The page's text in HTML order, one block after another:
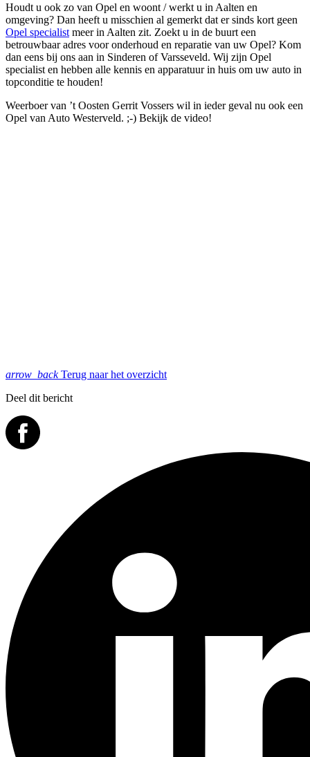
Houdt u ook zo van Opel en woont / werkt u in Aalten en
omgeving? Dan heeft u misschien al gemerkt dat er sinds kort geen
Opel specialist meer in Aalten zit. Zoekt u in de buurt een
betrouwbaar adres voor onderhoud en reparatie van uw Opel? Kom
dan eens bij ons aan in Sinderen of Varsseveld. Wij zijn Opel
specialist en hebben alle kennis en apparatuur in huis om uw auto in
topconditie te houden!
Weerboer van ’t Oosten Gerrit Vossers wil in ieder geval nu ook een
Opel van Auto Westerveld. ;-) Bekijk de video!
arrow_backTerug naar het overzicht
Deel dit bericht